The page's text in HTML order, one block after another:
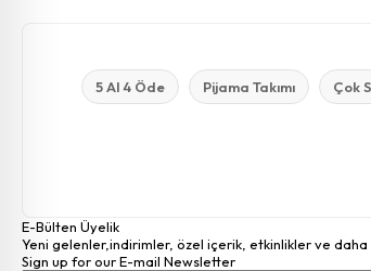
5 Al 4 Öde Pijama Takımı Çok
E-Bülten Üyelik
Yeni gelenler,indirimler, özel içerik, etkinlikler ve daha
Sign up for our E-mail Newsletter